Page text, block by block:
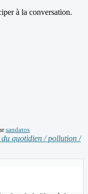
à la conversation.
sandatos
quotidien / pollution /